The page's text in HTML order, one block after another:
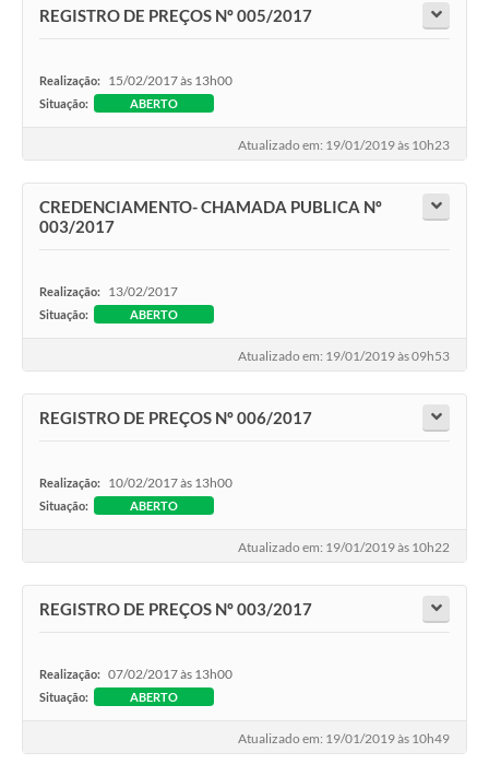
REGISTRO DE PREÇOS Nº 005/2017
Realização: 15/02/2017 às 13h00
Situação: ABERTO
Atualizado em: 19/01/2019 às 10h23
CREDENCIAMENTO- CHAMADA PUBLICA Nº
003/2017
Realização: 13/02/2017
Situação: ABERTO
Atualizado em: 19/01/2019 às 09h53
REGISTRO DE PREÇOS Nº 006/2017
Realização: 10/02/2017 às 13h00
Situação: ABERTO
Atualizado em: 19/01/2019 às 10h22
REGISTRO DE PREÇOS Nº 003/2017
Realização: 07/02/2017 às 13h00
Situação: ABERTO
Atualizado em: 19/01/2019 às 10h49